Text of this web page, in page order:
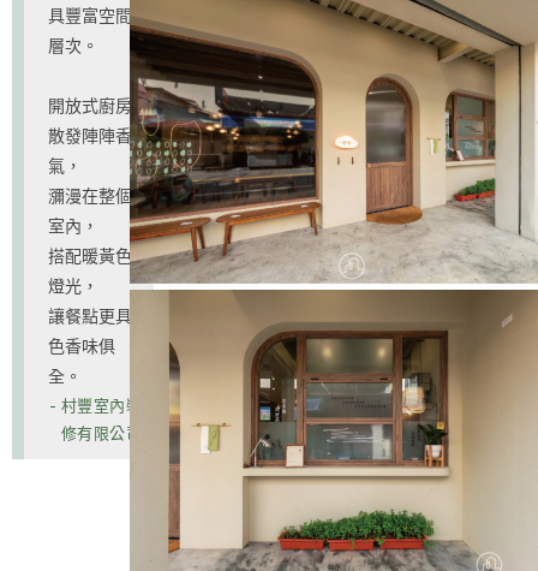
具豐富空間
層次。
開放式廚房
散發陣陣香
氣，
瀰漫在整個
室內，
搭配暖黃色
燈光，
讓餐點更具
色香味俱
全。
- 村豐室內裝
修有限公司